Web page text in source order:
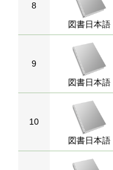
8
図書日本語
9
図書日本語
10
図書日本語